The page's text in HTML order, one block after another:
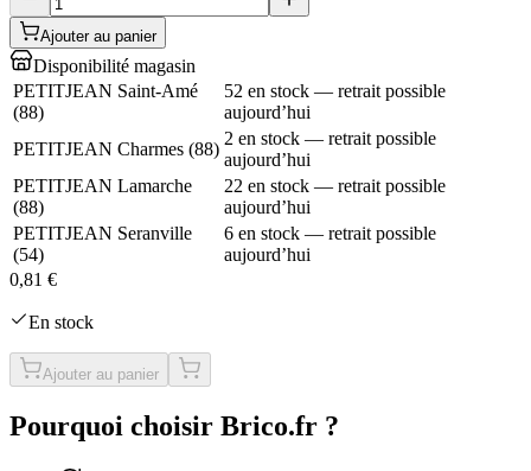
Ajouter au panier
Disponibilité magasin
PETITJEAN Saint-Amé
(88)
52 en stock — retrait possible
aujourd’hui
PETITJEAN Charmes (88)
2 en stock — retrait possible
aujourd’hui
PETITJEAN Lamarche
(88)
22 en stock — retrait possible
aujourd’hui
PETITJEAN Seranville
(54)
6 en stock — retrait possible
aujourd’hui
0,81 €
En stock
Ajouter au panier
Pourquoi choisir Brico.fr ?